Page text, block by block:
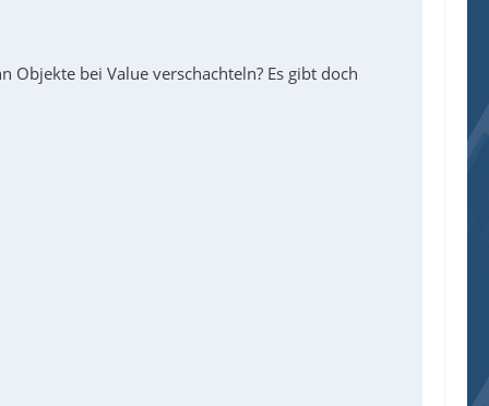
Objekte bei Value verschachteln? Es gibt doch